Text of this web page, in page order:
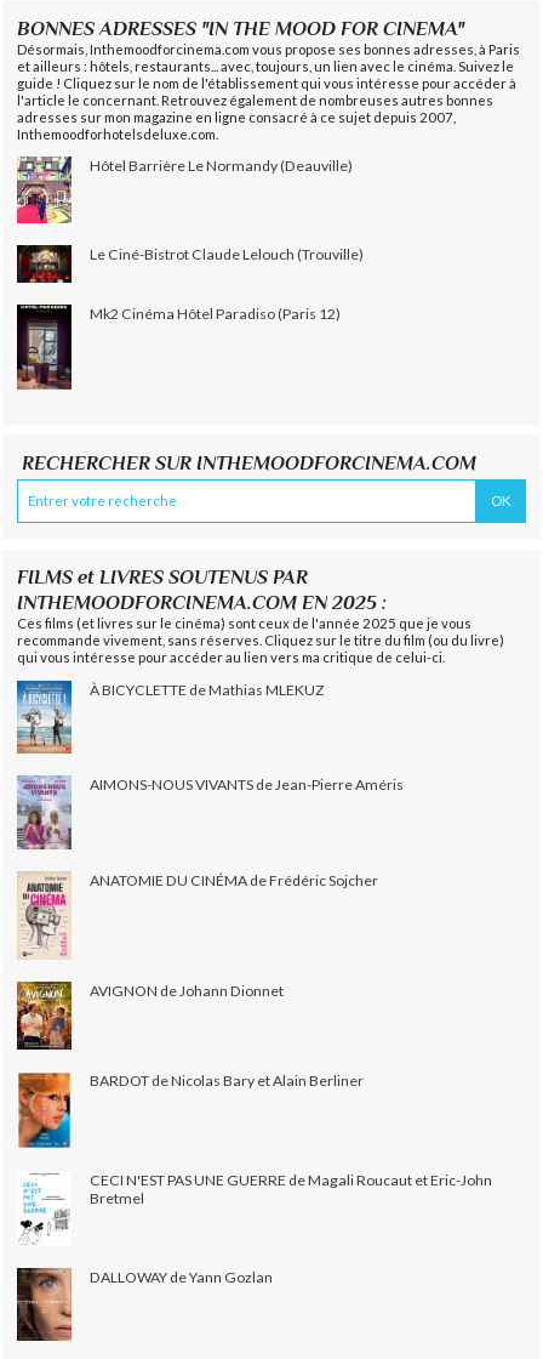
BONNES ADRESSES "IN THE MOOD FOR CINEMA"
Désormais, Inthemoodforcinema.com vous propose ses bonnes adresses, à Paris
et ailleurs : hôtels, restaurants... avec, toujours, un lien avec le cinéma. Suivez le
guide ! Cliquez sur le nom de l'établissement qui vous intéresse pour accéder à
l'article le concernant. Retrouvez également de nombreuses autres bonnes
adresses sur mon magazine en ligne consacré à ce sujet depuis 2007,
Inthemoodforhotelsdeluxe.com.
Hôtel Barrière Le Normandy (Deauville)
Le Ciné-Bistrot Claude Lelouch (Trouville)
Mk2 Cinéma Hôtel Paradiso (Paris 12)
RECHERCHER SUR INTHEMOODFORCINEMA.COM
FILMS et LIVRES SOUTENUS PAR
INTHEMOODFORCINEMA.COM EN 2025 :
Ces films (et livres sur le cinéma) sont ceux de l'année 2025 que je vous
recommande vivement, sans réserves. Cliquez sur le titre du film (ou du livre)
qui vous intéresse pour accéder au lien vers ma critique de celui-ci.
À BICYCLETTE de Mathias MLEKUZ
AIMONS-NOUS VIVANTS de Jean-Pierre Améris
ANATOMIE DU CINÉMA de Frédéric Sojcher
AVIGNON de Johann Dionnet
BARDOT de Nicolas Bary et Alain Berliner
CECI N'EST PAS UNE GUERRE de Magali Roucaut et Eric-John
Bretmel
DALLOWAY de Yann Gozlan